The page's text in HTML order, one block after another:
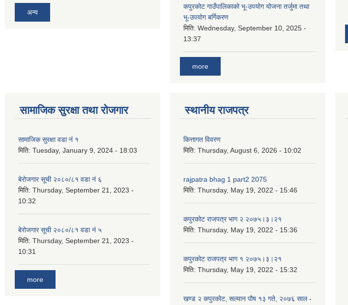
अन्य
कपुरकोट गाउँपालिकाको भू-उपयोग योजना तर्जुमा तथा
भू-उपयोग बर्गिकरण
मिति: Wednesday, September 10, 2025 -
13:37
more
सामाजिक सुरक्षा तथा रोजगार
सामाजिक सुरक्षा वडा नं १
मिति: Tuesday, January 9, 2024 - 18:03
बेरोजगार सूची २०८०/८१ वडा नं ६
मिति: Thursday, September 21, 2023 -
10:32
बेरोजगार सूची २०८०/८१ वडा नं ५
मिति: Thursday, September 21, 2023 -
10:31
more
स्थानीय राजपत्र
कित्तागत विवरण
मिति: Thursday, August 6, 2026 - 10:02
rajpatra bhag 1 part2 2075
मिति: Thursday, May 19, 2022 - 15:46
कपुरकोट राजपत्र भाग २ २०७५।३।२१
मिति: Thursday, May 19, 2022 - 15:36
कपुरकोट राजपत्र भाग १ २०७५।३।२१
मिति: Thursday, May 19, 2022 - 15:32
खण्ड २ कपुरकोट, सल्यान पौष १३ गते, २०७६ साल -